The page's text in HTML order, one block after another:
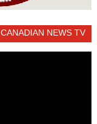
CANADIAN NEWS TV